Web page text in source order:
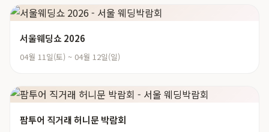
서울웨딩쇼 2026
04월 11일(토) ~ 04월 12일(일)
팜투어 직거래 허니문 박람회